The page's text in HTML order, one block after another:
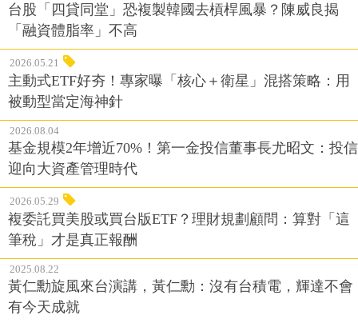
台股「四貸同堂」恐複製韓國去槓桿風暴？陳威良揭
「融資體脂率」不高
2026.05.21
主動式ETF好夯！專家曝「核心＋衛星」混搭策略：用
被動型當定海神針
2026.08.04
基金規模2年增近70%！第一金投信董事長尤昭文：投信
迎向大資產管理時代
2026.05.29
複委託買美股或買台版ETF？理財規劃顧問：算對「這
筆稅」才是真正報酬
2025.08.22
黃仁勳旋風來台演講，黃仁勳：沒有台積電，輝達不會
有今天成就